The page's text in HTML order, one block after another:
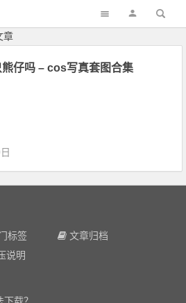
章
熊仔吗 – cos写真套图合集
标签
文章归档
说明